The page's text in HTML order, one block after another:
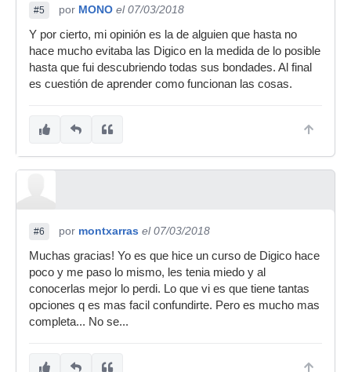
#5 por MONO el 07/03/2018
Y por cierto, mi opinión es la de alguien que hasta no
hace mucho evitaba las Digico en la medida de lo posible
hasta que fui descubriendo todas sus bondades. Al final
es cuestión de aprender como funcionan las cosas.
#6 por montxarras el 07/03/2018
Muchas gracias! Yo es que hice un curso de Digico hace
poco y me paso lo mismo, les tenia miedo y al
conocerlas mejor lo perdi. Lo que vi es que tiene tantas
opciones q es mas facil confundirte. Pero es mucho mas
completa... No se...